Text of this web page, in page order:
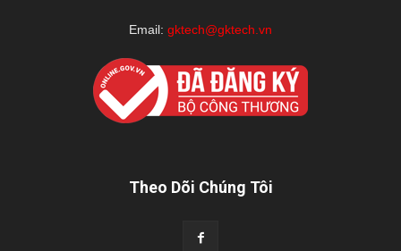
Email: gktech@gktech.vn
Theo Dõi Chúng Tôi